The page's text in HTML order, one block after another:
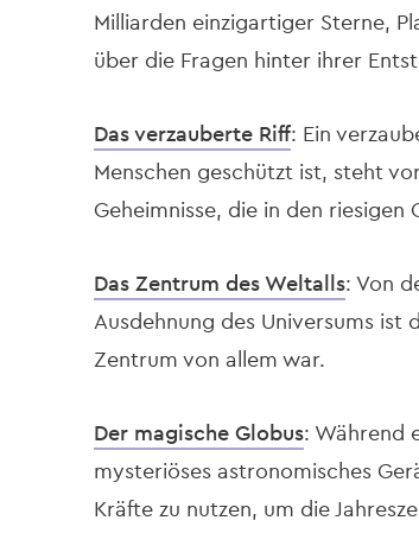
Milliarden einzigartiger Sterne,
über die Fragen hinter ihrer
Das verzauberte Riff: Ein
Menschen geschützt ist, steht
Geheimnisse, die in den riesigen
Das Zentrum des Weltalls: Von
Ausdehnung des Universums ist
Zentrum von allem war.
Der magische Globus: Während
mysteriöses astronomisches
Kräfte zu nutzen, um die